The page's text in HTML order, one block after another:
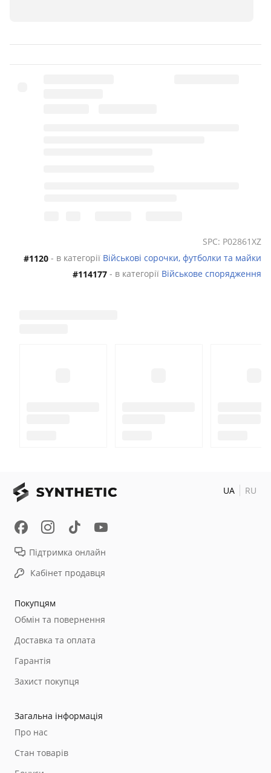
SPC: P02861XZ
#1120 - в категорії Військові сорочки, футболки та майки
#114177 - в категорії Військове спорядження
Покупцям
Обмін та повернення
Доставка та оплата
Гарантія
Захист покупця
Загальна інформація
Про нас
Стан товарів
Підтримка онлайн
Кабінет продавця
UA RU